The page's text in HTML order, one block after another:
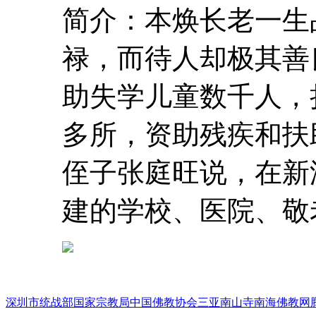
简介：本焕长老一
禄，而待人却极其
助失学儿童数千人
多所，资助残疾和
侄子张庭旺说，在
建的学校、医院、
深圳市统战部国家宗教局中国佛教协会三亚南山寺南海佛教网